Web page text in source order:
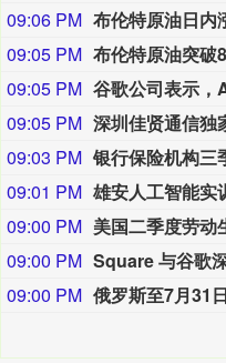
09:06 PM 布伦特原油日内
09:05 PM 布伦特原油突破
09:05 PM
09:05 PM
09:03 PM
09:01 PM 雄安人工智能实
09:00 PM 美国二季度劳动
09:00 PM
09:00 PM